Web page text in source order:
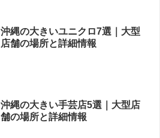
沖縄の大きいユニクロ7選｜大型
店舗の場所と詳細情報
沖縄の大きい手芸店5選｜大型店
舗の場所と詳細情報